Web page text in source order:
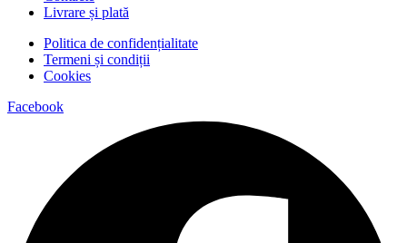
Livrare și plată
Politica de confidențialitate
Termeni și condiții
Cookies
Facebook